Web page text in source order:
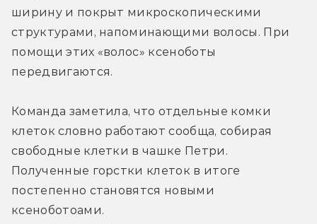
ширину и покрыт микроскопическими
структурами, напоминающими волосы. При
помощи этих «волос» ксеноботы
передвигаются.
Команда заметила, что отдельные комки
клеток словно работают сообща, собирая
свободные клетки в чашке Петри.
Полученные горстки клеток в итоге
постепенно становятся новыми
ксеноботоами.